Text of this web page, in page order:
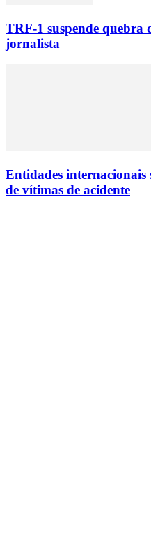
TRF-1 suspende quebra
jornalista
Entidades internacionais
de vítimas de acidente